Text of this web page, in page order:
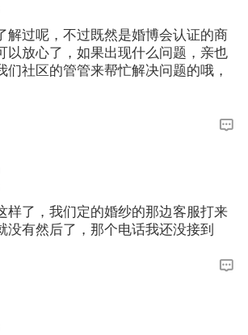
解过呢，不过既然是婚博会认证的商
以放心了，如果出现什么问题，亲也
们社区的管管来帮忙解决问题的哦，
社区看下有没有有关他的相关评价和
样了，我们定的婚纱的那边客服打来
没有然后了，那个电话我还没接到